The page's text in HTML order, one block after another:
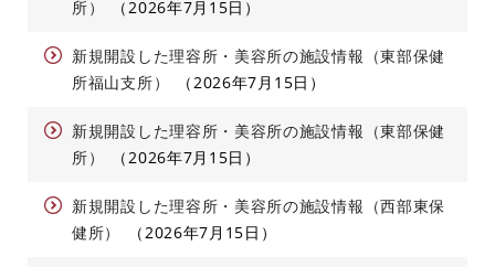
所） 2026年7月15日
新規開設した理容所・美容所の施設情報（東部保健
所福山支所）
2026年7月15日
新規開設した理容所・美容所の施設情報（東部保健
所）
2026年7月15日
新規開設した理容所・美容所の施設情報（西部東保
健所）
2026年7月15日